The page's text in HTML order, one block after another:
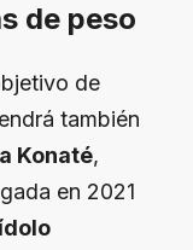
de peso
de
también
Konaté,
en 2021